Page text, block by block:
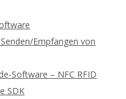
Empfangen von
Software – NFC RFID
SDK